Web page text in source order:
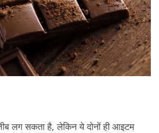
लग सकता है, लेकिन ये दोनों ही आइटम